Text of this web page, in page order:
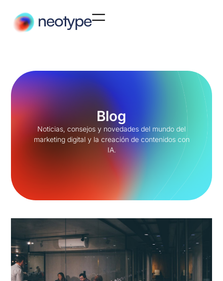
Blog
Noticias, consejos y novedades del mundo del
marketing digital y la creación de contenidos con
IA.